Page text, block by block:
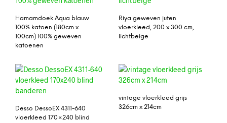
Hamamdoek Aqua blauw
100% katoen (180cm x
100cm) 100% geweven
katoenen
Riya geweven juten
vloerkleed, 200 x 300 cm,
lichtbeige
Desso DessoEX 4311-640
vloerkleed 170×240 blind
vintage vloerkleed grijs
326cm x 214cm